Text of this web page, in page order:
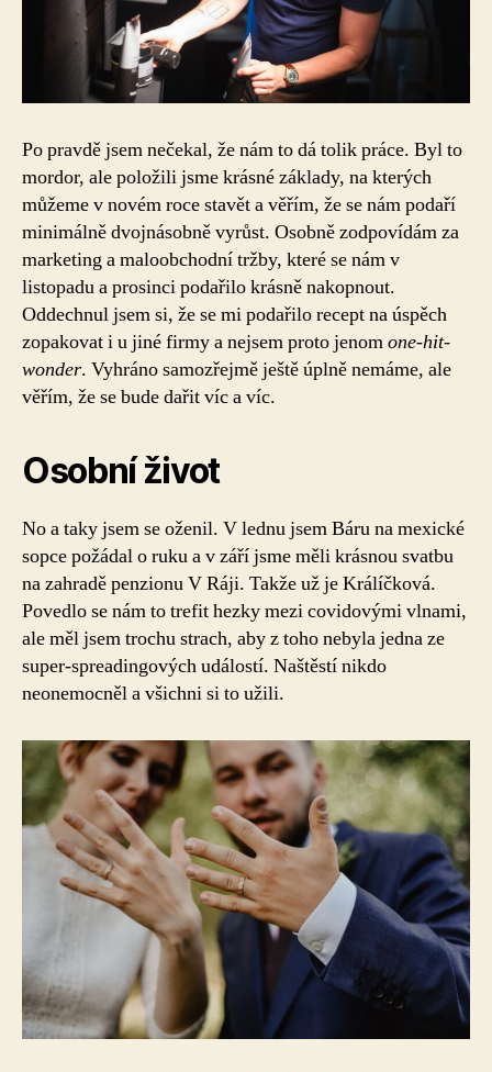
Po pravdě jsem nečekal, že nám to dá tolik práce. Byl to
mordor, ale položili jsme krásné základy, na kterých
můžeme v novém roce stavět a věřím, že se nám podaří
minimálně dvojnásobně vyrůst. Osobně zodpovídám za
marketing a maloobchodní tržby, které se nám v
listopadu a prosinci podařilo krásně nakopnout.
Oddechnul jsem si, že se mi podařilo recept na úspěch
zopakovat i u jiné firmy a nejsem proto jenomone-hit-
wonder. Vyhráno samozřejmě ještě úplně nemáme, ale
věřím, že se bude dařit víc a víc.
Osobní život
No a taky jsem se oženil. V lednu jsem Báru na mexické
sopce požádal o ruku a v září jsme měli krásnou svatbu
na zahradě penzionu V Ráji. Takže už je Králíčková.
Povedlo se nám to trefit hezky mezi covidovými vlnami,
ale měl jsem trochu strach, aby z toho nebyla jedna ze
super-spreadingových událostí. Naštěstí nikdo
neonemocněl a všichni si to užili.